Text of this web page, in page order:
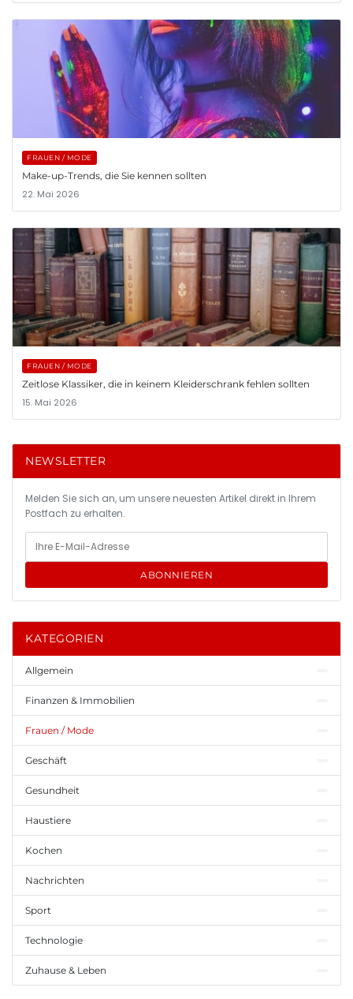
FRAUEN / MODE
Make-up-Trends, die Sie kennen sollten
22. Mai 2026
FRAUEN / MODE
Zeitlose Klassiker, die in keinem Kleiderschrank fehlen sollten
15. Mai 2026
NEWSLETTER
Melden Sie sich an, um unsere neuesten Artikel direkt in Ihrem
Postfach zu erhalten.
ABONNIEREN
KATEGORIEN
Allgemein
Finanzen & Immobilien
Frauen / Mode
Geschäft
Gesundheit
Haustiere
Kochen
Nachrichten
Sport
Technologie
Zuhause & Leben